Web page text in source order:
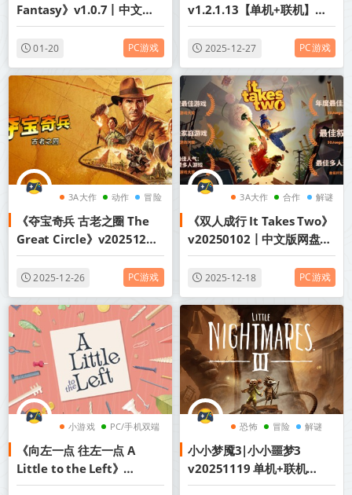
Fantasy》v1.0.7丨中文版
网盘下载
01-20 PC游戏
v1.2.1.13【单机+联机】丨
中文版网盘下载
2025-12-27 PC游戏
3A大作 动作 冒险
《夺宝奇兵 古老之圈 The
Great Circle》v20251209-
全DLC+送修改器丨中文版网
盘下载
2025-12-26 PC游戏
3A大作 合作 解谜
《双人成行 It Takes Two》
v20250102丨中文版网盘下
载
2025-12-18 PC游戏
小游戏 PC/手机双端
解谜
《向左一点 往左一点 A
Little to the Left》
v3.5.10b-全DLC丨中文版网
恐怖 冒险 解谜
小小梦魇3|小小噩梦3
v20251119 单机+联机
（Little Nightmares III）